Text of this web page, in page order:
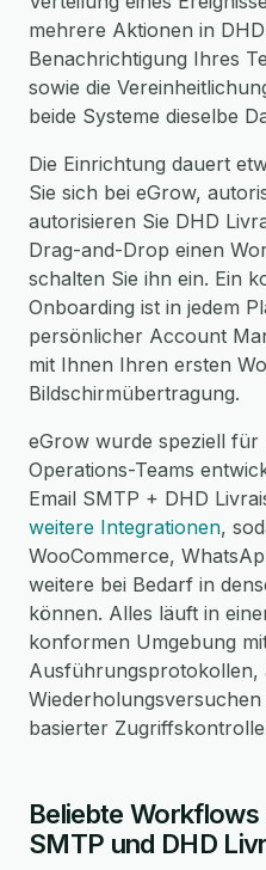
mehrere Aktionen in
Benachrichtigung Ihres
sowie die
beide Systeme dieselbe
Die Einrichtung dauert
Sie sich bei eGrow,
autorisieren Sie DHD
Drag-and-Drop einen
schalten Sie ihn ein. Ein
Onboarding ist in jedem
persönlicher Account
mit Ihnen Ihren ersten
Bildschirmübertragung.
eGrow wurde speziell für
Operations-Teams
Email SMTP + DHD
weitere Integrationen,
WooCommerce,
weitere bei Bedarf in
können. Alles läuft in
konformen Umgebung
Ausführungsprotokollen,
basierter
Beliebte Workflows
SMTP und DHD